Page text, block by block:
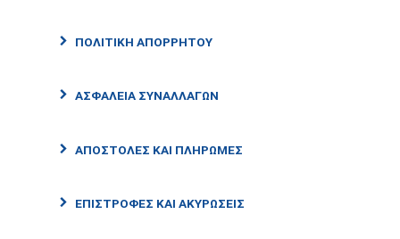
ΠΟΛΙΤΙΚΉ ΑΠΟΡΡΉΤΟΥ
ΑΣΦΆΛΕΙΑ ΣΥΝΑΛΛΑΓΏΝ
ΑΠΟΣΤΟΛΈΣ ΚΑΙ ΠΛΗΡΩΜΈΣ
ΕΠΙΣΤΡΟΦΈΣ ΚΑΙ ΑΚΥΡΏΣΕΙΣ